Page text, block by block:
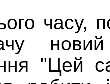
часу,
"Цей